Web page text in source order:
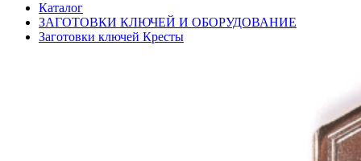
Каталог
ЗАГОТОВКИ КЛЮЧЕЙ И ОБОРУДОВАНИЕ
Заготовки ключей Кресты